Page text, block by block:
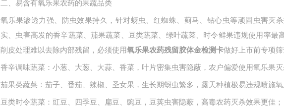
二、易含有氧乐果农药的果蔬品类
氧乐果渗透力强、防虫效果持久，针对蚜虫、红蜘蛛、蓟马、钻心虫等顽固虫害灭
实、虫害高发的香辛蔬菜、茄果蔬菜、豆类蔬菜、绿叶蔬菜、时令鲜果违规使用率最
削皮处理难以去除内部残留，必须使用氧乐果农药残留胶体金检测卡做好上市前专项筛
香辛调味蔬菜：小葱、大葱、大蒜、香菜，叶片密集虫害隐蔽，农户偏爱使用氧乐果灭
茄果类蔬菜：茄子、番茄、辣椒、圣女果，生长期蚜虫繁多，露天种植极易违规喷施氧
豆类时令蔬菜：豇豆、四季豆、扁豆、豌豆，豆荚虫害隐蔽，高毒农药灭杀效果更佳；